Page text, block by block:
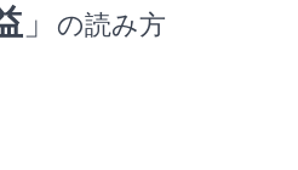
」 の読み方